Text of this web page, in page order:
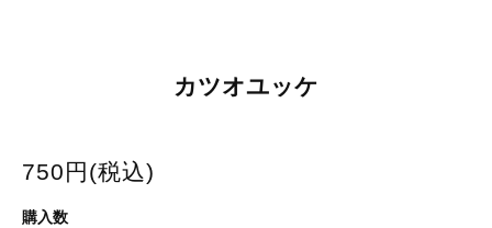
カツオユッケ
750円(税込)
購入数